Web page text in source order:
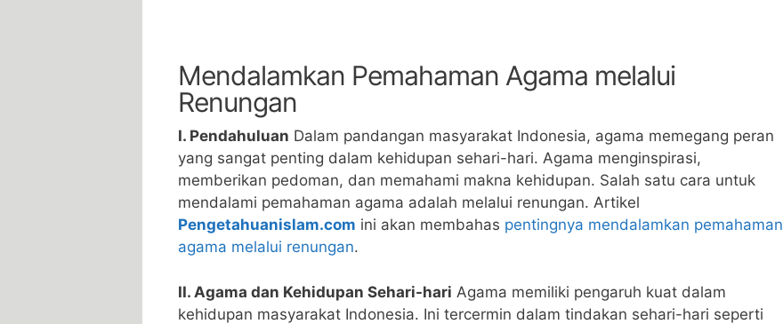
Mendalamkan Pemahaman Agama melalui
Renungan
I. Pendahuluan Dalam pandangan masyarakat Indonesia, agama memegang peran
yang sangat penting dalam kehidupan sehari-hari. Agama menginspirasi,
memberikan pedoman, dan memahami makna kehidupan. Salah satu cara untuk
mendalami pemahaman agama adalah melalui renungan. Artikel
Pengetahuanislam.com ini akan membahas pentingnya mendalamkan pemahaman
agama melalui renungan.
II. Agama dan Kehidupan Sehari-hari Agama memiliki pengaruh kuat dalam
kehidupan masyarakat Indonesia. Ini tercermin dalam tindakan sehari-hari seperti